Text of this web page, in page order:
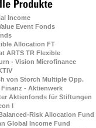
Income
Event Fonds
Allocation FT
ARTS TR Flexible
- Vision Microfinance
von Storch Multiple Opp.
- Aktienwerk
Aktienfonds für Stiftungen
I
Risk Allocation Fund
Global Income Fund